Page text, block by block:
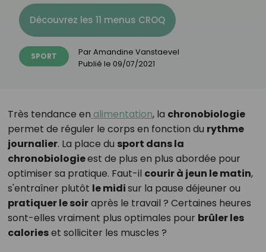
Découvrez les 11 menus CROQ
SPORT ParAmandine Vanstaevel
Publié le 09/07/2021
Très tendance en alimentation, la chronobiologie
permet de réguler le corps en fonction du rythme
journalier. La place du sport dans la
chronobiologieest de plus en plus abordée pour
optimiser sa pratique. Faut-il courir à jeun le matin,
s'entraîner plutôt le midisur la pause déjeuner ou
pratiquer le soiraprès le travail ? Certaines heures
sont-elles vraiment plus optimales pour brûler les
calorieset solliciter les muscles ?